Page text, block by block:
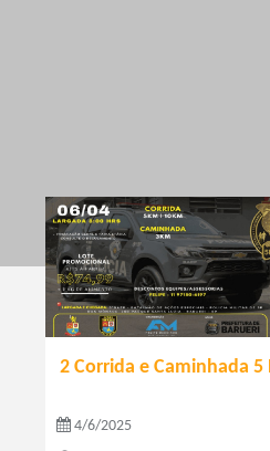
2 Corrida e Caminhada 5
4/6/2025